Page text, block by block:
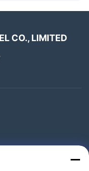
CO., LIMITED